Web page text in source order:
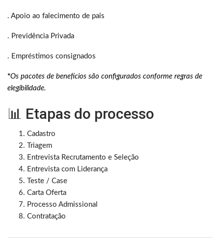
. Apoio ao falecimento de pais
. Previdência Privada
. Empréstimos consignados
*Os pacotes de benefícios são configurados conforme regras de
elegibilidade.
📊 Etapas do processo
Cadastro
Triagem
Entrevista Recrutamento e Seleção
Entrevista com Liderança
Teste / Case
Carta Oferta
Processo Admissional
Contratação